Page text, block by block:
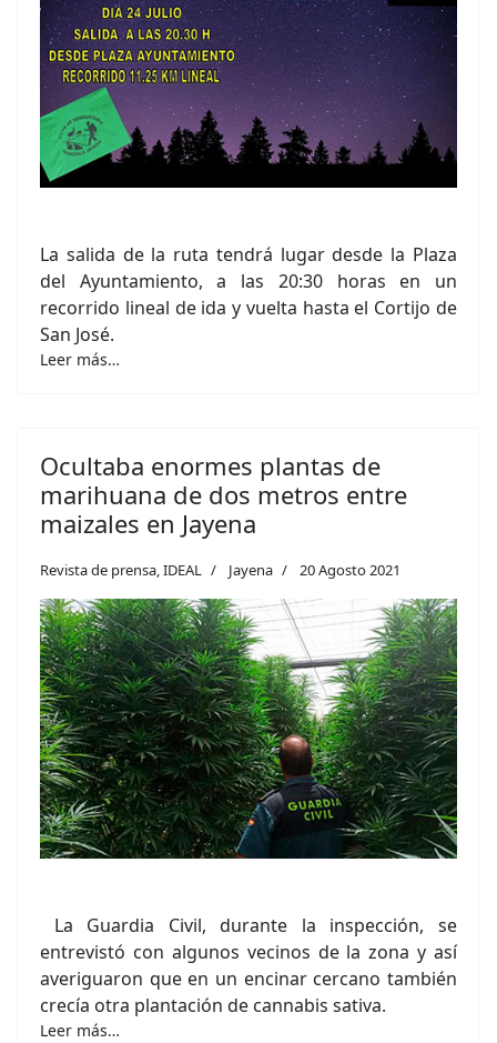
La salida de la ruta tendrá lugar desde la Plaza
del Ayuntamiento, a las 20:30 horas en un
recorrido lineal de ida y vuelta hasta el Cortijo de
San José.
Leer más…
Ocultaba enormes plantas de
marihuana de dos metros entre
maizales en Jayena
Revista de prensa, IDEAL Jayena 20 Agosto 2021
La Guardia Civil, durante la inspección, se
entrevistó con algunos vecinos de la zona y así
averiguaron que en un encinar cercano también
crecía otra plantación de cannabis sativa.
Leer más…